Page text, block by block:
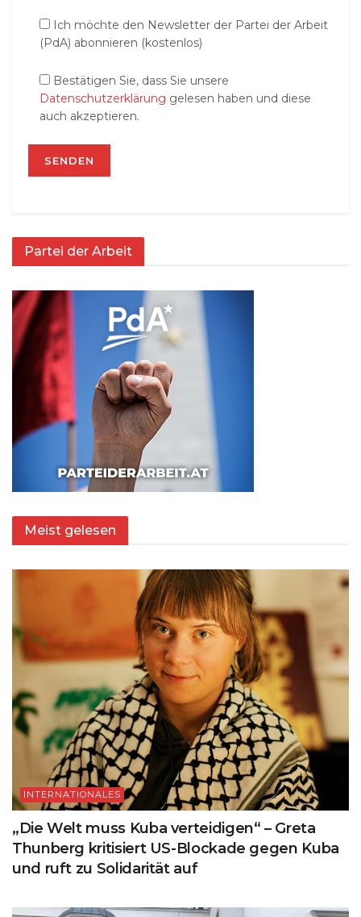
Ich möchte den Newsletter der Partei der Arbeit
(PdA) abonnieren (kostenlos)
Bestätigen Sie, dass Sie unsere
Datenschutzerklärung gelesen haben und diese
auch akzeptieren.
Partei der Arbeit
Meist gelesen
INTERNATIONALES
„Die Welt muss Kuba verteidigen“ – Greta
Thunberg kritisiert US-Blockade gegen Kuba
und ruft zu Solidarität auf